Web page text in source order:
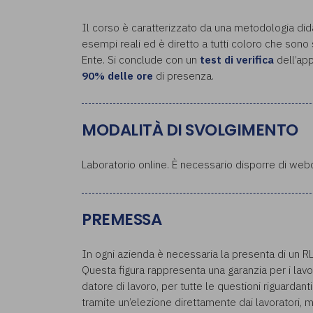
Il corso è caratterizzato da una metodologia
esempi reali ed è diretto a tutti coloro che sono
Ente. Si conclude con un test di verifica
90% delle ore di presenza.
MODALITÀ DI SVOLGIMENTO
Laboratorio online. È necessario disporre di
PREMESSA
In ogni azienda è necessaria la presenta di un
Questa figura rappresenta una garanzia per i
datore di lavoro, per tutte le questioni
tramite un’elezione direttamente dai lavoratori,